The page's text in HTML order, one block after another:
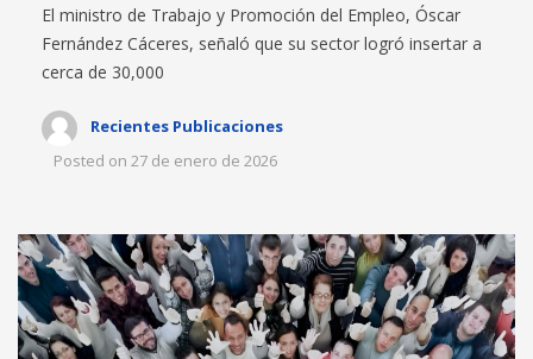
El ministro de Trabajo y Promoción del Empleo, Óscar
Fernández Cáceres, señaló que su sector logró insertar a
cerca de 30,000
Recientes Publicaciones
Posted on 27 de enero de 2026